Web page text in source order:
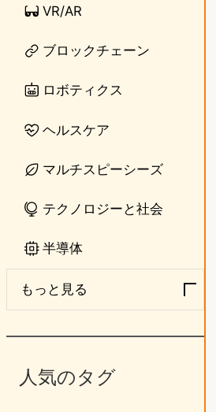
VR/AR
ブロックチェーン
ロボティクス
ヘルスケア
マルチスピーシーズ
テクノロジーと社会
半導体
もっと見る
人気のタグ